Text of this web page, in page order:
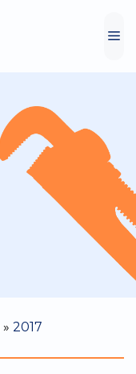
» 2017